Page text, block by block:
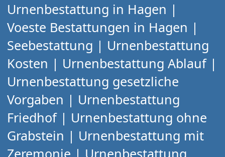
Urnenbestattung in Hagen |
Voeste Bestattungen in Hagen |
Seebestattung | Urnenbestattung
Kosten | Urnenbestattung Ablauf |
Urnenbestattung gesetzliche
Vorgaben | Urnenbestattung
Friedhof | Urnenbestattung ohne
Grabstein | Urnenbestattung mit